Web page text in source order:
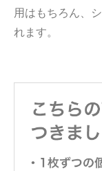
用はもちろん、
れます。